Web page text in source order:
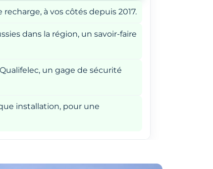
à vos côtés depuis 2017.
dans la région, un savoir-faire
un gage de sécurité
installation, pour une